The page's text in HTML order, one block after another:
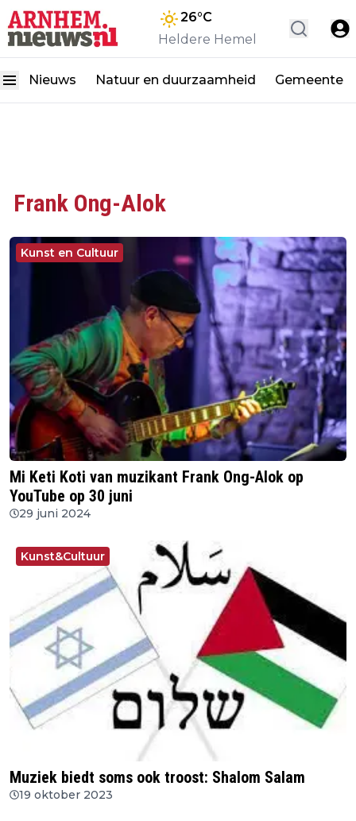
26°C
Heldere Hemel
Nieuws Natuur en duurzaamheid Gemeente
Frank Ong-Alok
Kunst en Cultuur
Mi Keti Koti van muzikant Frank Ong-Alok op
YouTube op 30 juni
29 juni 2024
Kunst&Cultuur
Muziek biedt soms ook troost: Shalom Salam
19 oktober 2023